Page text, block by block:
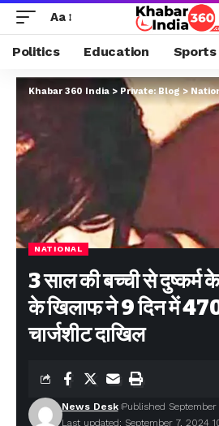
Aa
Politics Education Sports
Khabar 360 India > Private: Blog>
NATIONAL
3 साल की बच्ची से दुष्कर्म
के खिलाफ ने 9 दिन में 470
चार्जशीट दाखिल
Last updated: September 7, 2024
News Desk Published September